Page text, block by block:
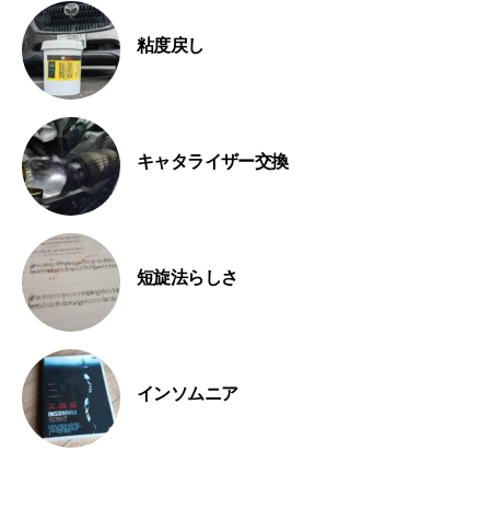
粘度戻し
キャタライザー交換
短旋法らしさ
インソムニア